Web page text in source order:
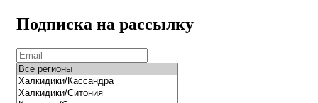
Подписка на рассылку